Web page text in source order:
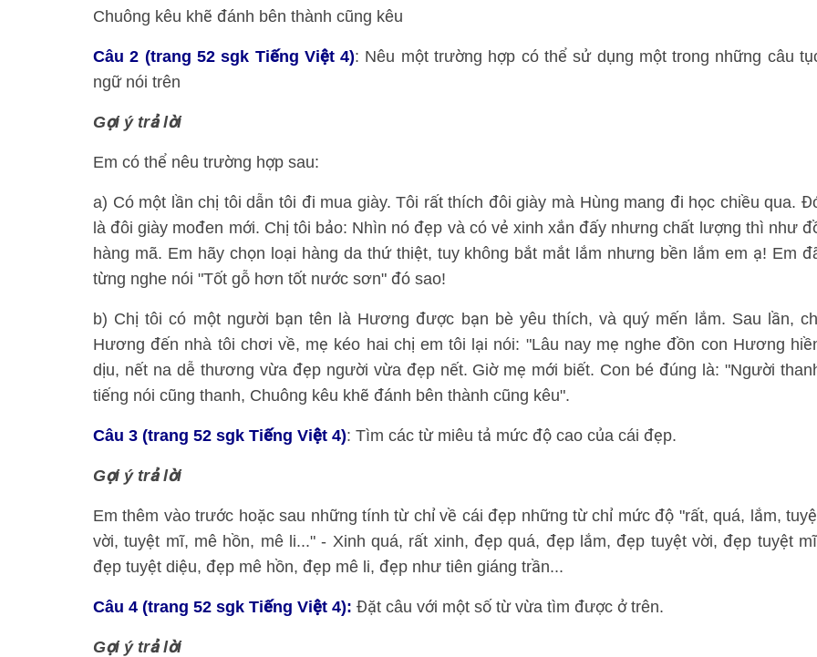
Chuông kêu khẽ đánh bên thành cũng kêu
Câu 2 (trang 52 sgk Tiếng Việt 4): Nêu một trường hợp có thể sử dụng một trong những câu
ngữ nói trên
Gợi ý trả lời
Em có thể nêu trường hợp sau:
a) Có một lần chị tôi dẫn tôi đi mua giày. Tôi rất thích đôi giày mà Hùng mang đi học chiều qua.
là đôi giày mođen mới. Chị tôi bảo: Nhìn nó đẹp và có vẻ xinh xắn đấy nhưng chất lượng thì như
hàng mã. Em hãy chọn loại hàng da thứ thiệt, tuy không bắt mắt lắm nhưng bền lắm em ạ! Em
từng nghe nói "Tốt gỗ hơn tốt nước sơn" đó sao!
b) Chị tôi có một người bạn tên là Hương được bạn bè yêu thích, và quý mến lắm. Sau lần,
Hương đến nhà tôi chơi về, mẹ kéo hai chị em tôi lại nói: "Lâu nay mẹ nghe đồn con Hương
dịu, nết na dễ thương vừa đẹp người vừa đẹp nết. Giờ mẹ mới biết. Con bé đúng là: "Người
tiếng nói cũng thanh, Chuông kêu khẽ đánh bên thành cũng kêu".
Câu 3 (trang 52 sgk Tiếng Việt 4): Tìm các từ miêu tả mức độ cao của cái đẹp.
Gợi ý trả lời
Em thêm vào trước hoặc sau những tính từ chỉ về cái đẹp những từ chỉ mức độ "rất, quá, lắm,
vời, tuyệt mĩ, mê hồn, mê li..." - Xinh quá, rất xinh, đẹp quá, đẹp lắm, đẹp tuyệt vời, đẹp tuyệt
đẹp tuyệt diệu, đẹp mê hồn, đẹp mê li, đẹp như tiên giáng trần...
Câu 4 (trang 52 sgk Tiếng Việt 4): Đặt câu với một số từ vừa tìm được ở trên.
Gợi ý trả lời